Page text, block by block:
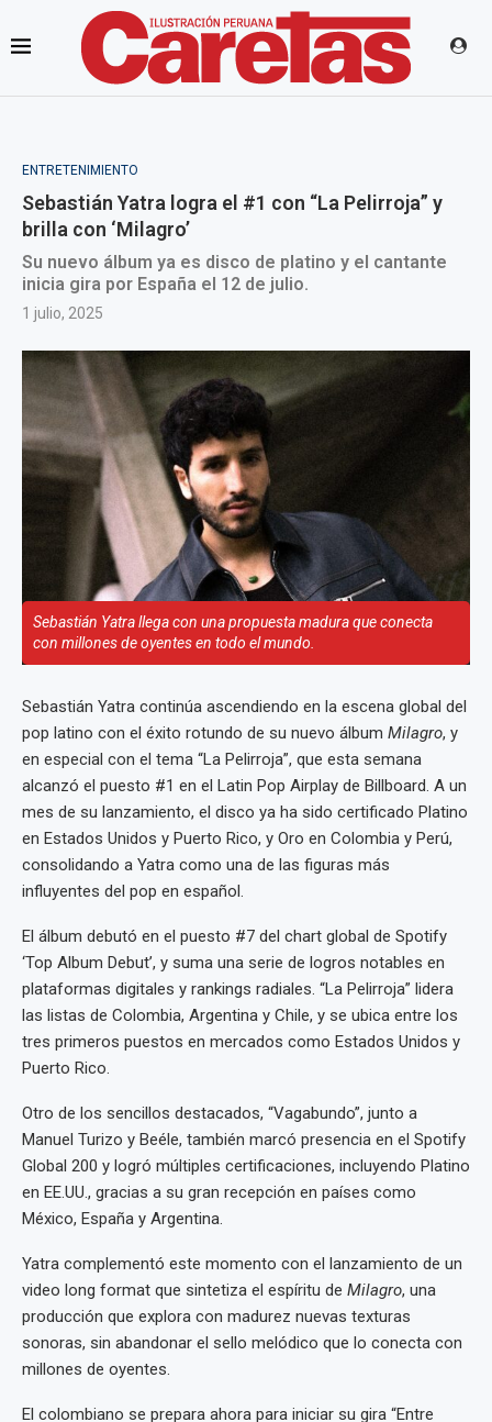
ENTRETENIMIENTO
Sebastián Yatra logra el #1 con “La Pelirroja” y
brilla con ‘Milagro’
Su nuevo álbum ya es disco de platino y el cantante
inicia gira por España el 12 de julio.
1 julio, 2025
Sebastián Yatra llega con una propuesta madura que conecta
con millones de oyentes en todo el mundo.
Sebastián Yatra continúa ascendiendo en la escena global del
pop latino con el éxito rotundo de su nuevo álbum Milagro, y
en especial con el tema “La Pelirroja”, que esta semana
alcanzó el puesto #1 en el Latin Pop Airplay de Billboard. A un
mes de su lanzamiento, el disco ya ha sido certificado Platino
en Estados Unidos y Puerto Rico, y Oro en Colombia y Perú,
consolidando a Yatra como una de las figuras más
influyentes del pop en español.
El álbum debutó en el puesto #7 del chart global de Spotify
‘Top Album Debut’, y suma una serie de logros notables en
plataformas digitales y rankings radiales. “La Pelirroja” lidera
las listas de Colombia, Argentina y Chile, y se ubica entre los
tres primeros puestos en mercados como Estados Unidos y
Puerto Rico.
Otro de los sencillos destacados, “Vagabundo”, junto a
Manuel Turizo y Beéle, también marcó presencia en el Spotify
Global 200 y logró múltiples certificaciones, incluyendo Platino
en EE.UU., gracias a su gran recepción en países como
México, España y Argentina.
Yatra complementó este momento con el lanzamiento de un
video long format que sintetiza el espíritu de Milagro, una
producción que explora con madurez nuevas texturas
sonoras, sin abandonar el sello melódico que lo conecta con
millones de oyentes.
El colombiano se prepara ahora para iniciar su gira “Entre